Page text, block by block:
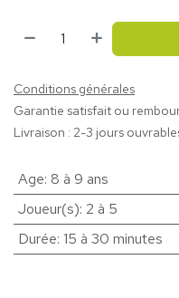
Conditions générales
Garantie satisfait ou
Livraison : 2-3 jours
Age: 8 à 9 ans
Joueur(s): 2 à 5
Durée: 15 à 30 minutes